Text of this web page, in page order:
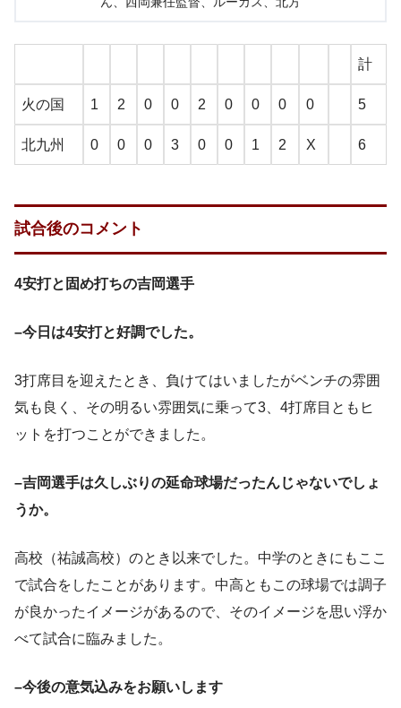
計
火の国 1 2 0 0 2 0 0 0 0 5
北九州 0 0 0 3 0 0 1 2 X 6
試合後のコメント
4安打と固め打ちの吉岡選手
–今日は4安打と好調でした。
3打席目を迎えたとき、負けてはいましたがベンチの雰囲
気も良く、その明るい雰囲気に乗って3、4打席目ともヒ
ットを打つことができました。
–吉岡選手は久しぶりの延命球場だったんじゃないでしょ
うか。
高校（祐誠高校）のとき以来でした。中学のときにもここ
で試合をしたことがあります。中高ともこの球場では調子
が良かったイメージがあるので、そのイメージを思い浮か
べて試合に臨みました。
–今後の意気込みをお願いします